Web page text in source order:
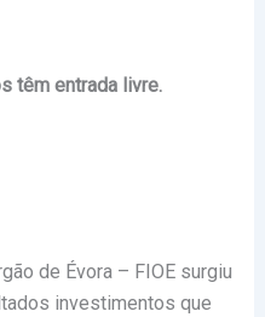
têm entrada livre.
de Évora – FIOE surgiu
investimentos que